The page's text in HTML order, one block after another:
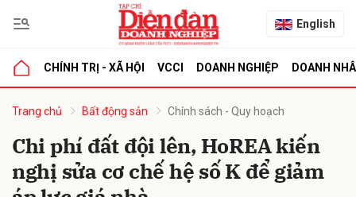
English
CHÍNH TRỊ - XÃ HỘI VCCI DOANH NGHIỆP DOANH
Trang chủ Bất động sản Chính sách - Quy hoạch
Chi phí đất đội lên, HoREA kiến
nghị sửa cơ chế hệ số K để giảm
luận